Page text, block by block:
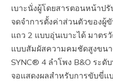
เบาะนั่งผู้โดยสารตอนหน้าป
จดจำการตั้งค่าส่วนตัวของผู้
แถว 2 แบบอุ่นเบาะได้ มาตร
แบบสัมผัสความคมชัดสูงขน
SYNC® 4 ลำโพง B&O ระ
จอแสดงผลสำหรับการขับขี่